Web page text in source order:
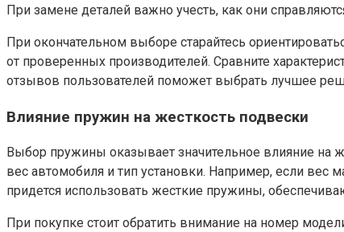
При замене деталей важно учесть, как они
При окончательном выборе старайтесь
от проверенных производителей. Сравните
отзывов пользователей поможет выбрать лучшее
Влияние пружин на жесткость подвески
Выбор пружины оказывает значительное влияние на
вес автомобиля и тип установки. Например, если
придется использовать жесткие пружины,
При покупке стоит обратить внимание на номер